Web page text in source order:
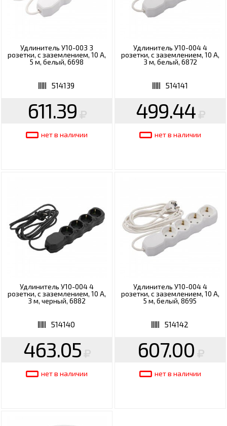
Удлинитель У10-003 3
розетки, с заземлением, 10 А,
5 м, белый, 6698
514139
611.39
нет в наличии
Удлинитель У10-004 4
розетки, с заземлением, 10 А,
3 м, белый, 6872
514141
499.44
нет в наличии
Удлинитель У10-004 4
розетки, с заземлением, 10 А,
3 м, черный, 6882
514140
463.05
нет в наличии
Удлинитель У10-004 4
розетки, с заземлением, 10 А,
5 м, белый, 8695
514142
607.00
нет в наличии